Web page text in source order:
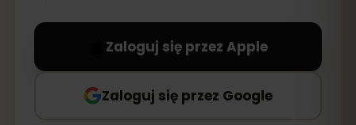
Zaloguj się przez Apple
Zaloguj się przez Google